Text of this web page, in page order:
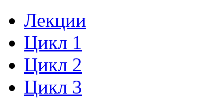
Лекции
Цикл 1
Цикл 2
Цикл 3